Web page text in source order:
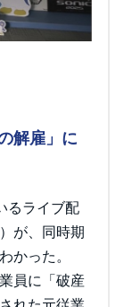
解雇」に
るライブ配
が、同時期
かった。
員に「破産